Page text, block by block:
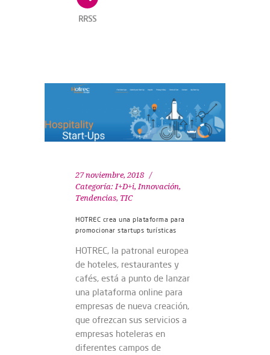
RRSS
27 noviembre, 2018
Categoría: I+D+i, Innovación,
Tendencias, TIC
HOTREC crea una plataforma para
promocionar startups turísticas
HOTREC, la patronal europea
de hoteles, restaurantes y
cafés, está a punto de lanzar
una plataforma online para
empresas de nueva creación,
que ofrezcan sus servicios a
empresas hoteleras en
diferentes campos de